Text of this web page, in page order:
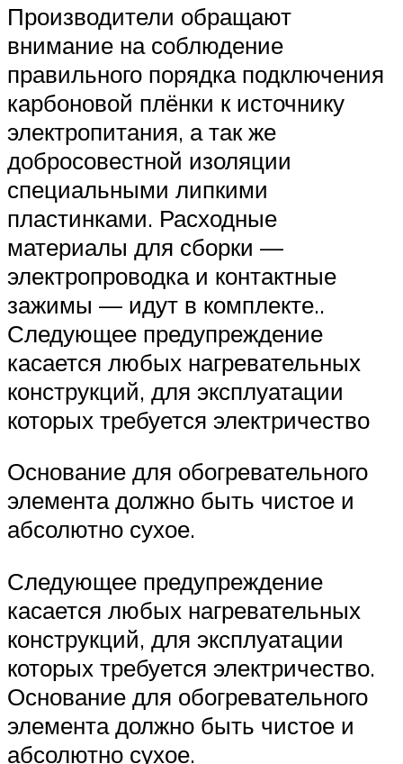
Производители обращают
внимание на соблюдение
правильного порядка подключения
карбоновой плёнки к источнику
электропитания, а так же
добросовестной изоляции
специальными липкими
пластинками. Расходные
материалы для сборки —
электропроводка и контактные
зажимы — идут в комплекте..
Следующее предупреждение
касается любых нагревательных
конструкций, для эксплуатации
которых требуется электричество
Основание для обогревательного
элемента должно быть чистое и
абсолютно сухое.
Следующее предупреждение
касается любых нагревательных
конструкций, для эксплуатации
которых требуется электричество.
Основание для обогревательного
элемента должно быть чистое и
абсолютно сухое.